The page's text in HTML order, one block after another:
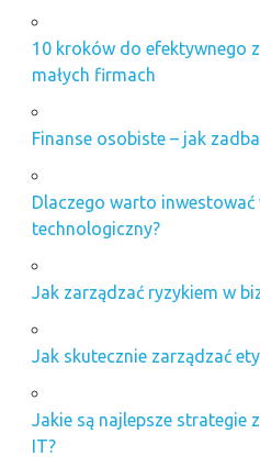
10 kroków do efektywnego
małych firmach
Finanse osobiste – jak
Dlaczego warto
technologiczny?
Jak zarządzać ryzykiem w
Jak skutecznie zarządzać
Jakie są najlepsze strategie
IT?